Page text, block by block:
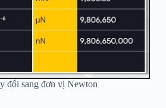
đổi sang đơn vị Newton